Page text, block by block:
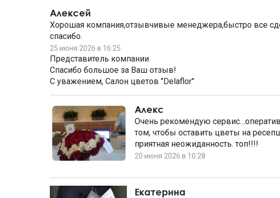
Алексей
Хорошая компания,отзывчивые менеджера,быстро все
спасибо.
25 июня 2026 в 16:25
Представитель компании
Спасибо большое за Ваш отзыв!
С уважением, Салон цветов "Delaflor"
Алекс
Очень рекомендую
том, чтобы оставить цветы на
приятная неожиданность. топ!!!!
20 июня 2026 в 10:28
Екатерина